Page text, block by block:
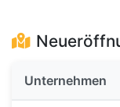
Unternehmen